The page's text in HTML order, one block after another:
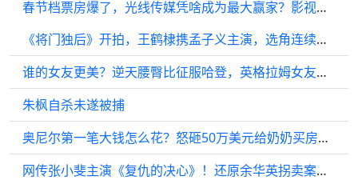
春节档票房爆了，光线传媒凭啥成为最大赢家？影视龙头能飞多高？
《将门独后》开拍，王鹤棣携孟子义主演，选角连续剧终于大结局了
谁的女友更美？逆天腰臀比征服哈登，英格拉姆女友小家碧玉惹人爱
朱枫自杀未遂被捕
奥尼尔第一笔大钱怎么花？怒砸50万美元给奶奶买房子，太暖心
网传张小斐主演《复仇的决心》！还原余华英拐卖案，《山花烂漫时》编剧操刀